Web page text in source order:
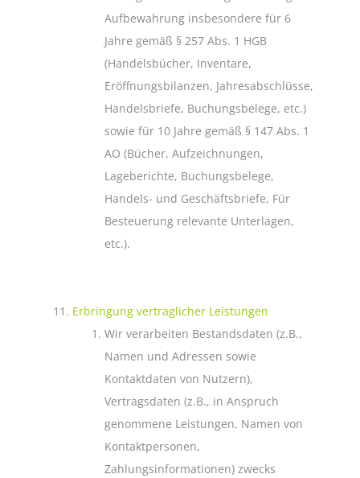
Aufbewahrung insbesondere für 6
Jahre gemäß § 257 Abs. 1 HGB
(Handelsbücher, Inventare,
Eröffnungsbilanzen, Jahresabschlüsse,
Handelsbriefe, Buchungsbelege, etc.)
sowie für 10 Jahre gemäß § 147 Abs. 1
AO (Bücher, Aufzeichnungen,
Lageberichte, Buchungsbelege,
Handels- und Geschäftsbriefe, Für
Besteuerung relevante Unterlagen,
etc.).
Erbringung vertraglicher Leistungen
Wir verarbeiten Bestandsdaten (z.B.,
Namen und Adressen sowie
Kontaktdaten von Nutzern),
Vertragsdaten (z.B., in Anspruch
genommene Leistungen, Namen von
Kontaktpersonen,
Zahlungsinformationen) zwecks